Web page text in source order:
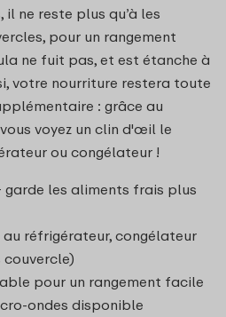
ne reste plus qu’à les
pour un rangement
ne fuit pas, et est étanche à
votre nourriture restera toute
: grâce au
voyez un clin d'œil le
ou congélateur !
les aliments frais plus
réfrigérateur, congélateur
pour un rangement facile
ondes disponible